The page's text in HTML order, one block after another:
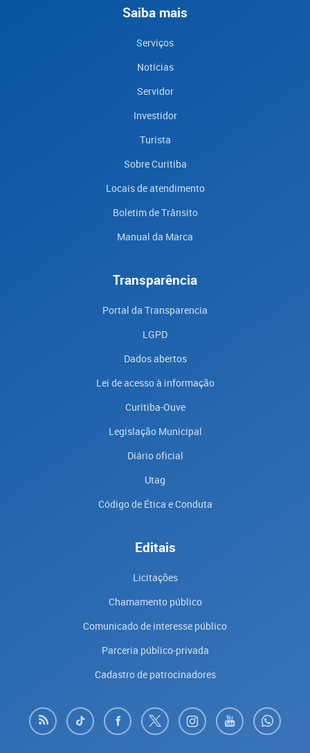
Saiba mais
Serviços
Notícias
Servidor
Investidor
Turista
Sobre Curitiba
Locais de atendimento
Boletim de Trânsito
Manual da Marca
Transparência
Portal da Transparencia
LGPD
Dados abertos
Lei de acesso à informação
Curitiba-Ouve
Legislação Municipal
Diário oficial
Utag
Código de Ética e Conduta
Editais
Licitações
Chamamento público
Comunicado de interesse público
Parceria público-privada
Cadastro de patrocinadores